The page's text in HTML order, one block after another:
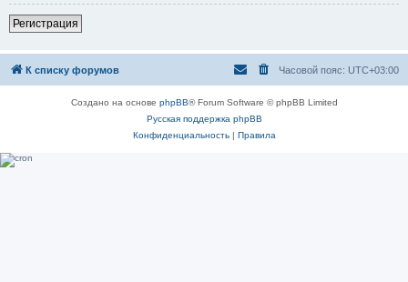
Регистрация
К списку форумов Часовой пояс: UTC+03:00
Создано на основе phpBB® Forum Software © phpBB Limited
Русская поддержка phpBB
Конфиденциальность| Правила